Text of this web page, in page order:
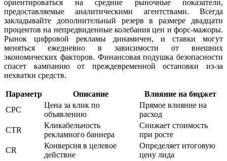
ориентироваться на средние рыночные показатели,
предоставляемые аналитическими агентствами. Всегда
закладывайте дополнительный резерв в размере двадцати
процентов на непредвиденные колебания цен и форс-мажоры.
Рынок цифровой рекламы динамичен, и ставки могут
меняться ежедневно в зависимости от внешних
экономических факторов. Финансовая подушка безопасности
спасет кампанию от преждевременной остановки из-за
нехватки средств.
Параметр Описание
Влияние на бюджет
CPC
Цена за клик по
объявлению
Прямое влияние на
расход
CTR
Кликабельность
рекламного баннера
Снижает стоимость
при росте
CR
Конверсия в целевое
действие
Определяет итоговую
цену лида